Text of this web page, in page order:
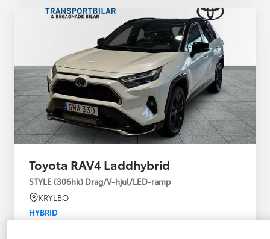
Toyota RAV4 Laddhybrid
STYLE (306hk) Drag/V-hjul/LED-ramp
KRYLBO
HYBRID